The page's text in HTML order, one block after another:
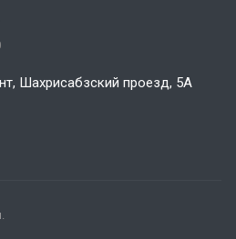
Шахрисабзский проезд, 5А